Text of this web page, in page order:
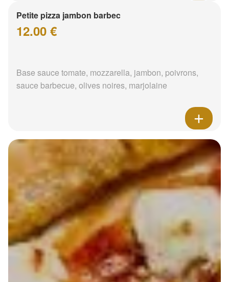
Petite pizza jambon barbec
12.00 €
Base sauce tomate, mozzarella, jambon, poivrons,
sauce barbecue, olives noires, marjolaine